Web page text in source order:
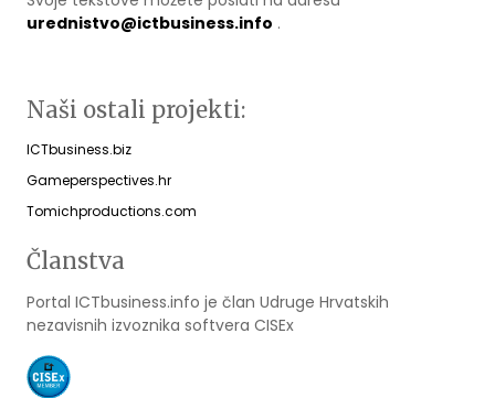
urednistvo@ictbusiness.info .
Naši ostali projekti:
ICTbusiness.biz
Gameperspectives.hr
Tomichproductions.com
Članstva
Portal ICTbusiness.info je član Udruge Hrvatskih
nezavisnih izvoznika softvera CISEx